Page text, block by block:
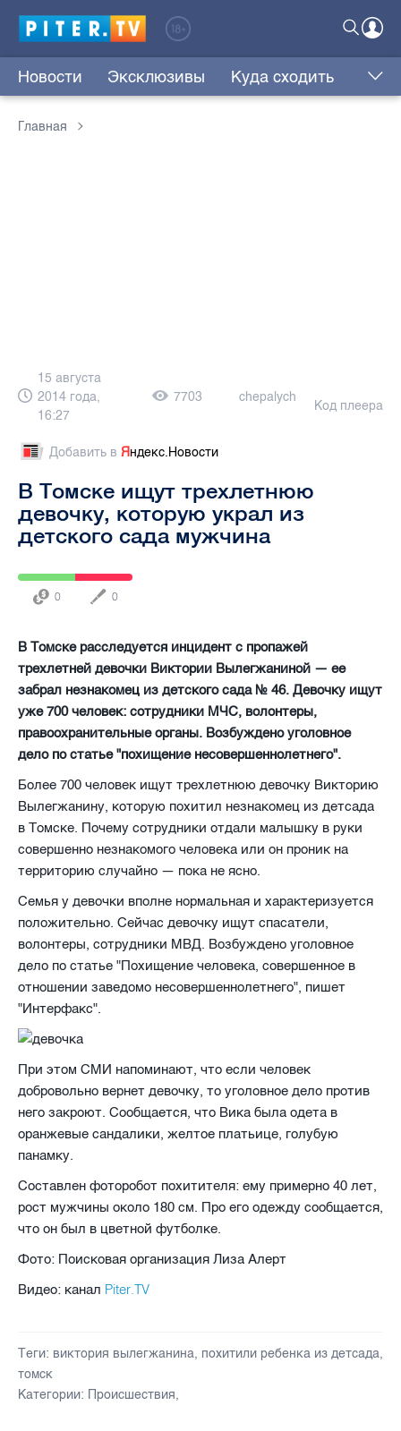
Новости Эксклюзивы Куда сходить
Главная
15 августа
2014 года,
16:27
7703 chepalych
Код плеера
Добавить в Яндекс.Новости
В Томске ищут трехлетнюю
девочку, которую украл из
детского сада мужчина
0 0
В Томске расследуется инцидент с пропажей
трехлетней девочки Виктории Вылегжаниной — ее
забрал незнакомец из детского сада № 46. Девочку ищут
уже 700 человек: сотрудники МЧС, волонтеры,
правоохранительные органы. Возбуждено уголовное
дело по статье "похищение несовершеннолетнего".
Более 700 человек ищут трехлетнюю девочку Викторию
Вылегжанину, которую похитил незнакомец из детсада
в Томске. Почему сотрудники отдали малышку в руки
совершенно незнакомого человека или он проник на
территорию случайно — пока не ясно.
Семья у девочки вполне нормальная и характеризуется
положительно. Сейчас девочку ищут спасатели,
волонтеры, сотрудники МВД. Возбуждено уголовное
дело по статье "Похищение человека, совершенное в
отношении заведомо несовершеннолетнего", пишет
"Интерфакс".
При этом СМИ напоминают, что если человек
добровольно вернет девочку, то уголовное дело против
него закроют. Сообщается, что Вика была одета в
оранжевые сандалики, желтое платьице, голубую
панамку.
Составлен фоторобот похитителя: ему примерно 40 лет,
рост мужчины около 180 см. Про его одежду сообщается,
что он был в цветной футболке.
Фото: Поисковая организация Лиза Алерт
Видео: канал Piter.TV
Теги: виктория вылегжанина, похитили ребенка из детсада,
томск
Категории: Происшествия,